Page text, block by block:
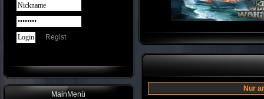
Regist
MainMenü
Nur